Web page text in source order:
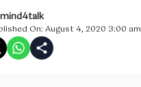
mind4talk
On: August 4, 2020 3:00 am